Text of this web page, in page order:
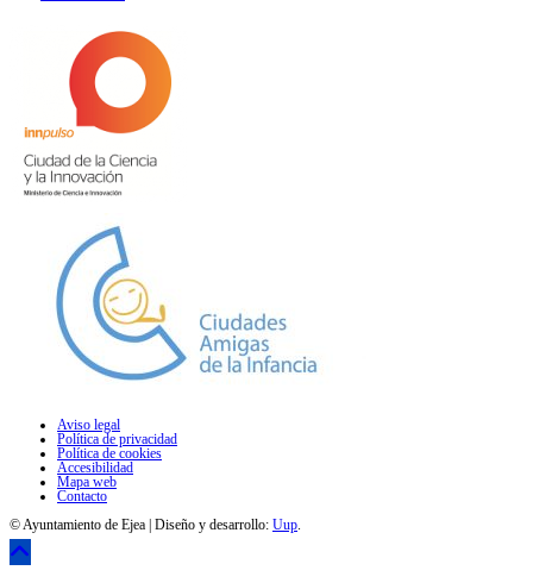
Aviso legal
Política de privacidad
Política de cookies
Accesibilidad
Mapa web
Contacto
© Ayuntamiento de Ejea | Diseño y desarrollo: Uup